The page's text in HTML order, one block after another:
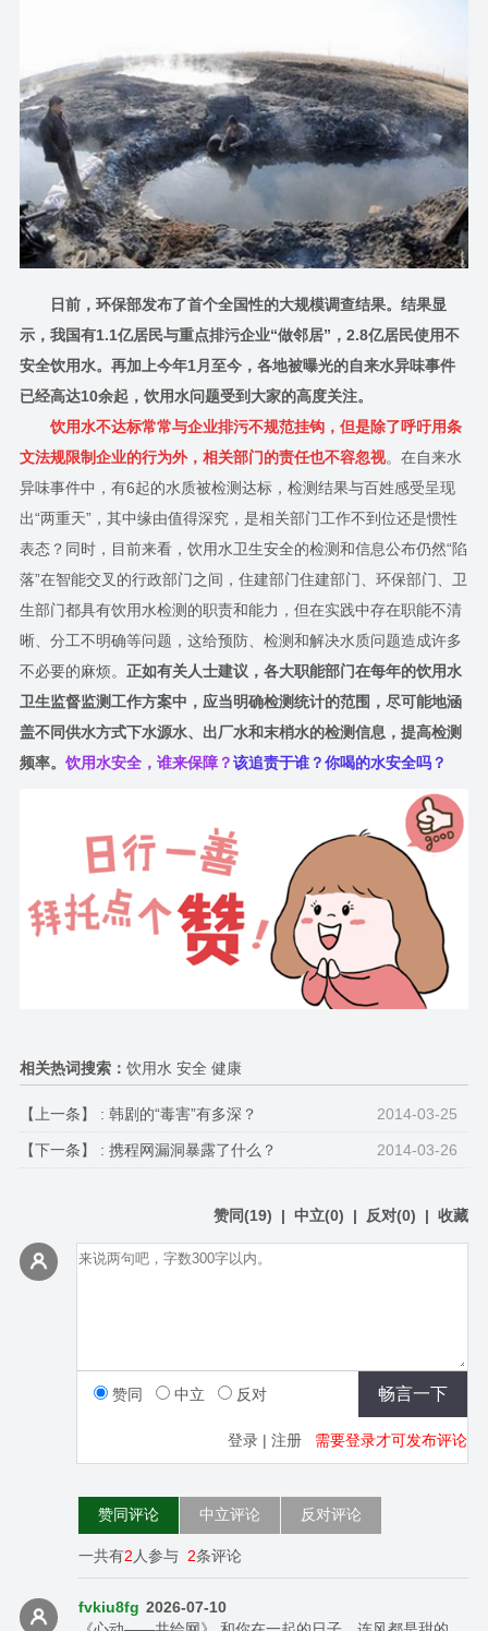
日前，环保部发布了首个全国性的大规模调查结果。结果显
示，我国有1.1亿居民与重点排污企业“做邻居”， 2.8亿居民使用不
安全饮用水。再加上今年1月至今，各地被曝光的自来水异味事件
已经高达10余起，饮用水问题受到大家的高度关注。
饮用水不达标常常与企业排污不规范挂钩，但是除了呼吁用条
文法规限制企业的行为外，相关部门的责任也不容忽视。在自来水
异味事件中，有6起的水质被检测达标，检测结果与百姓感受呈现
出“两重天”，其中缘由值得深究，是相关部门工作不到位还是惯性
表态？同时，目前来看，饮用水卫生安全的检测和信息公布仍然“陷
落”在智能交叉的行政部门之间，住建部门住建部门、环保部门、卫
生部门都具有饮用水检测的职责和能力，但在实践中存在职能不清
晰、分工不明确等问题，这给预防、检测和解决水质问题造成许多
不必要的麻烦。 正如有关人士建议，各大职能部门在每年的饮用水
卫生监督监测工作方案中，应当明确检测统计的范围，尽可能地涵
盖不同供水方式下水源水、出厂水和末梢水的检测信息，提高检测
频率。 饮用水安全，谁来保障？该追责于谁？你喝的水安全吗？
相关热词搜索： 饮用水 安全 健康
【上一条】 : 2014-03-25
韩剧的“毒害”有多深？
【下一条】 : 2014-03-26
携程网漏洞暴露了什么？
赞同(19) |中立(0) | 反对(0) |收藏
赞同 中立 反对
登录 |注册 需要登录才可发布评论
赞同评论 中立评论 反对评论
一共有2人参与 2条评论
fvkiu8fg 2026-07-10